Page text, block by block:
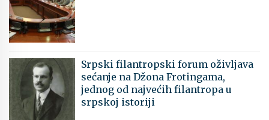
Srpski filantropski forum oživljava
sećanje na Džona Frotingama,
jednog od najvećih filantropa u
srpskoj istoriji